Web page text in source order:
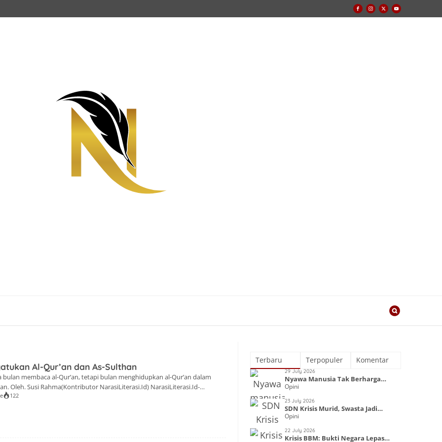
Al-Qur’an dan As-Sulthan
membaca al-Qur’an, tetapi bulan menghidupkan al-Qur’an dalam
Oleh. Susi Rahma(Kontributor NarasiLiterasi.Id) NarasiLiterasi.Id-
di bulan Ramadan ini berlangsung pada Ahad 1 Maret 2026. Dengan
122
Terbaru Terpopuler Komentar
29 July 2026
Nyawa Manusia Tak Berharga
dalam Kapitalisme
Opini
23 July 2026
SDN Krisis Murid, Swasta Jadi
Primadona
Opini
22 July 2026
Krisis BBM: Bukti Negara Lepas